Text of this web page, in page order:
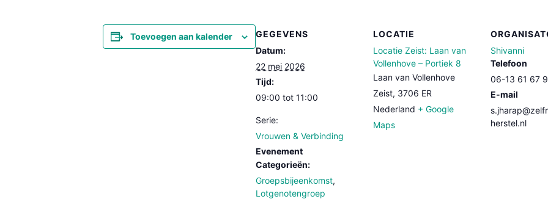
Toevoegen aan kalender
GEGEVENS
Datum:
22 mei 2026
Tijd:
09:00 tot 11:00
Serie:
Vrouwen & Verbinding
Evenement
Categorieën:
Groepsbijeenkomst,
Lotgenotengroep
LOCATIE
Locatie Zeist: Laan van
Vollenhove – Portiek 8
Laan van Vollenhove
Zeist, 3706 ER
Nederland + Google
Maps
Shivanni
Telefoon
06-13 61 67
E-mail
herstel.nl